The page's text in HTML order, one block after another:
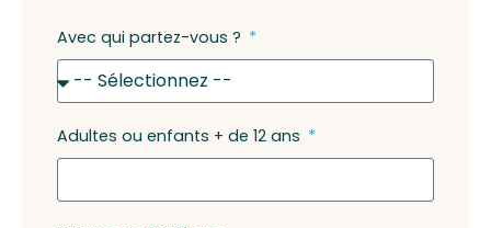
Avec qui partez-vous ?
Adultes ou enfants + de 12 ans